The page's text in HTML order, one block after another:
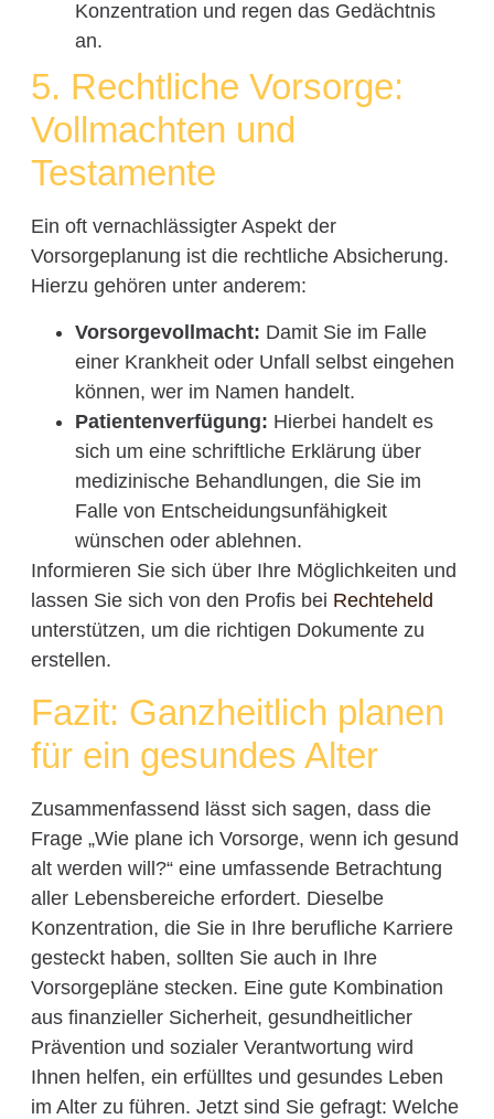
Konzentration und regen das Gedächtnis
an.
5. Rechtliche Vorsorge:
Vollmachten und
Testamente
Ein oft vernachlässigter Aspekt der
Vorsorgeplanung ist die rechtliche Absicherung.
Hierzu gehören unter anderem:
Vorsorgevollmacht: Damit Sie im Falle
einer Krankheit oder Unfall selbst eingehen
können, wer im Namen handelt.
Patientenverfügung: Hierbei handelt es
sich um eine schriftliche Erklärung über
medizinische Behandlungen, die Sie im
Falle von Entscheidungsunfähigkeit
wünschen oder ablehnen.
Informieren Sie sich über Ihre Möglichkeiten und
lassen Sie sich von den Profis bei Rechteheld
unterstützen, um die richtigen Dokumente zu
erstellen.
Fazit: Ganzheitlich planen
für ein gesundes Alter
Zusammenfassend lässt sich sagen, dass die
Frage „Wie plane ich Vorsorge, wenn ich gesund
alt werden will?“ eine umfassende Betrachtung
aller Lebensbereiche erfordert. Dieselbe
Konzentration, die Sie in Ihre berufliche Karriere
gesteckt haben, sollten Sie auch in Ihre
Vorsorgepläne stecken. Eine gute Kombination
aus finanzieller Sicherheit, gesundheitlicher
Prävention und sozialer Verantwortung wird
Ihnen helfen, ein erfülltes und gesundes Leben
im Alter zu führen. Jetzt sind Sie gefragt: Welche